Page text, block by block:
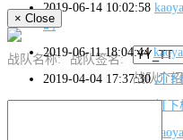
2019-06-14 10:02:58
屿
2019-06-11 18:04:44
2019-04-04 17:37:30 灯下
灯
× Close
战队名称:
战队签名:
战队介